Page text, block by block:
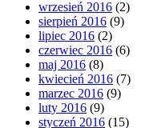
wrzesień 2016 (2)
sierpień 2016 (9)
lipiec 2016 (2)
czerwiec 2016 (6)
maj 2016 (8)
kwiecień 2016 (7)
marzec 2016 (9)
luty 2016 (9)
styczeń 2016 (15)